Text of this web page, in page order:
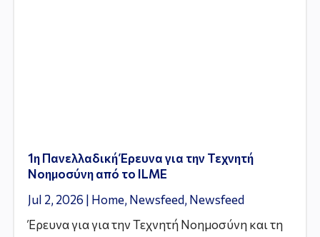
1η Πανελλαδική Έρευνα για την Τεχνητή
Νοημοσύνη από το ILME
Jul 2, 2026 | Home, Newsfeed, Newsfeed
Έρευνα για για την Τεχνητή Νοημοσύνη και τη